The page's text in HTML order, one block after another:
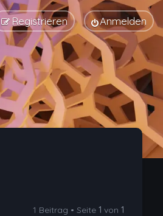
Anmelden
Registrieren
1 Beitrag • Seite1 von1